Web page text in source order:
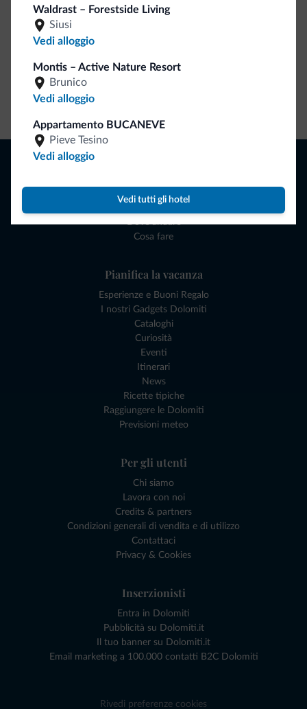
Waldrast – Forestside Living
Siusi
Vedi alloggio
Montis – Active Nature Resort
Brunico
Vedi alloggio
Appartamento BUCANEVE
Pieve Tesino
Vedi alloggio
Vedi tutti gli hotel
Attività locali
Dove andare
Cosa fare
Pianifica la vacanza
Esperienze e Buoni Regalo
I nostri Gadgets Dolomiti
Cataloghi
Curiosità
Eventi
Itinerari
News
Ricette tipiche
Raggiungere le Dolomiti
Previsioni meteo
Per gli utenti
Chi siamo
Lavora con noi
Credits & partners
Condizioni generali di vendita e di utilizzo
Contattaci
Privacy & Cookies
Inserzionisti
Entra in Dolomiti
Pubblicità su Dolomiti.it
Il tuo banner su Dolomiti.it
Email marketing a 100.000 contatti B2C Dolomiti
Rivedi preferenze cookies